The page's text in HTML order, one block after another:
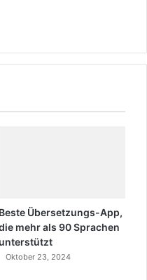
Beste Übersetzungs-App,
mehr als 90 Sprachen
unterstützt
Oktober 23, 2024